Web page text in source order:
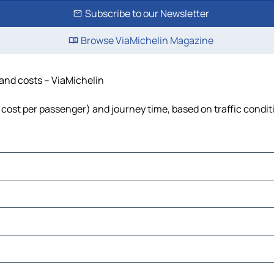
Subscribe to our Newsletter
Browse ViaMichelin Magazine
costs – ViaMichelin
per passenger) and journey time, based on traffic